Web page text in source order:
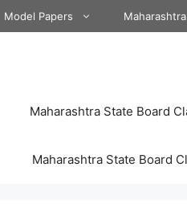
Model Papers
Maharashtra State Board
Maharashtra State Board